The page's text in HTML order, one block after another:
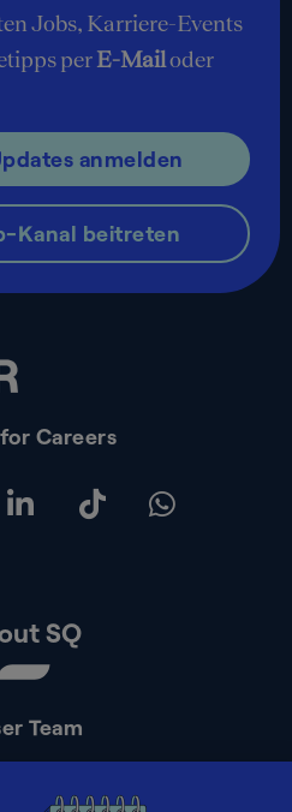
Careers
SQ
Team
Jobs, Karriere-Events
perE-Mailoder
anmelden
Kanal beitreten